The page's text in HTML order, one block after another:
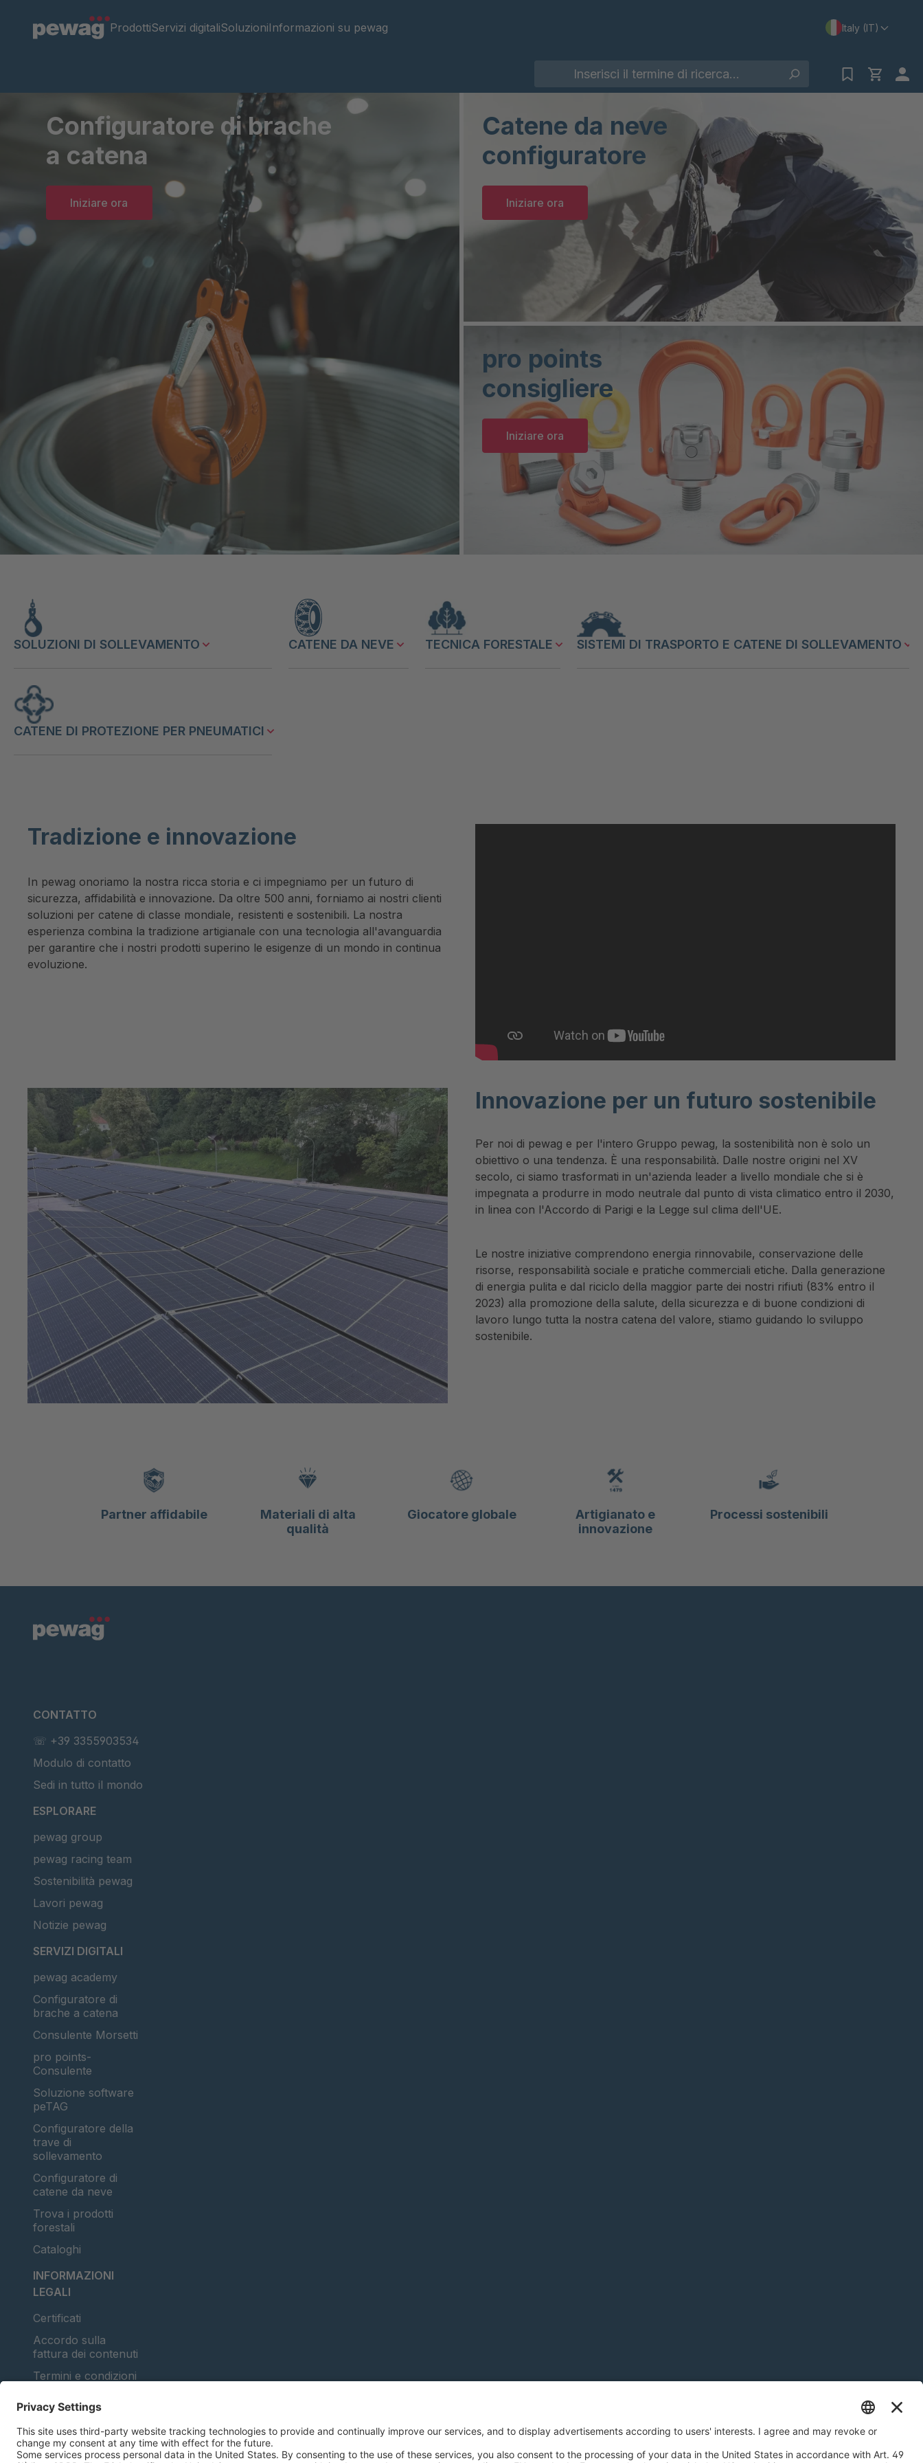
ProdottiServizi digitaliSoluzioniInformazioni su pewag Italy (IT)
Configuratore di brache
a catena
Iniziare ora
Catene da neve
configuratore
Iniziare ora
pro points
consigliere
Iniziare ora
SOLUZIONI DI SOLLEVAMENTO CATENE DA NEVE TECNICA FORESTALE SISTEMI DI TRASPORTO E CATENE DI SOLLEVAMENTO
CATENE DI PROTEZIONE PER PNEUMATICI
Tradizione e innovazione
In pewag onoriamo la nostra ricca storia e ci impegniamo per un futuro di
sicurezza, affidabilità e innovazione. Da oltre 500 anni, forniamo ai nostri clienti
soluzioni per catene di classe mondiale, resistenti e sostenibili. La nostra
esperienza combina la tradizione artigianale con una tecnologia all'avanguardia
per garantire che i nostri prodotti superino le esigenze di un mondo in continua
evoluzione.
Innovazione per un futuro sostenibile
Per noi di pewag e per l'intero Gruppo pewag, la sostenibilità non è solo un
obiettivo o una tendenza. È una responsabilità. Dalle nostre origini nel XV
secolo, ci siamo trasformati in un'azienda leader a livello mondiale che si è
impegnata a produrre in modo neutrale dal punto di vista climatico entro il 2030,
in linea con l'Accordo di Parigi e la Legge sul clima dell'UE.
Le nostre iniziative comprendono energia rinnovabile, conservazione delle
risorse, responsabilità sociale e pratiche commerciali etiche. Dalla generazione
di energia pulita e dal riciclo della maggior parte dei nostri rifiuti (83% entro il
2023) alla promozione della salute, della sicurezza e di buone condizioni di
lavoro lungo tutta la nostra catena del valore, stiamo guidando lo sviluppo
sostenibile.
Partner affidabile
Materiali di alta
qualità
Giocatore globale
Artigianato e
innovazione
Processi sostenibili
CONTATTO
☏ +39 3355903534
Modulo di contatto
Sedi in tutto il mondo
ESPLORARE
pewag group
pewag racing team
Sostenibilità pewag
Lavori pewag
Notizie pewag
SERVIZI DIGITALI
pewag academy
Configuratore di
brache a catena
Consulente Morsetti
pro points-
Consulente
Soluzione software
peTAG
Configuratore della
trave di
sollevamento
Configuratore di
catene da neve
Trova i prodotti
forestali
Cataloghi
INFORMAZIONI
LEGALI
Certificati
Accordo sulla
fattura dei contenuti
Termini e condizioni
privacy dei dati
Gestione dei cookie
Impronta